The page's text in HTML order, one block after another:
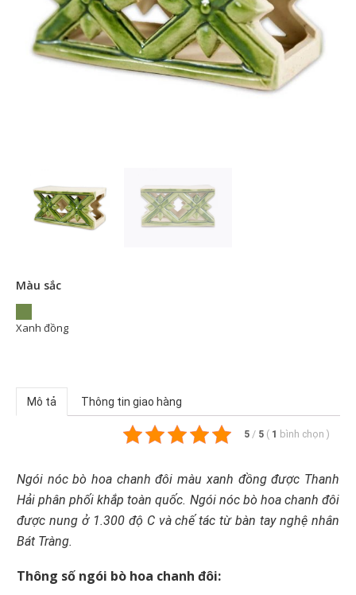
Màu sắc
Xanh đồng
Mô tả Thông tin giao hàng
5 / 5 ( 1 bình chọn )
Ngói nóc bò hoa chanh đôi màu xanh đồng được Thanh
Hải phân phối khắp toàn quốc. Ngói nóc bò hoa chanh đôi
được nung ở 1.300 độ C và chế tác từ bàn tay nghệ nhân
Bát Tràng.
Thông số ngói bò hoa chanh đôi: